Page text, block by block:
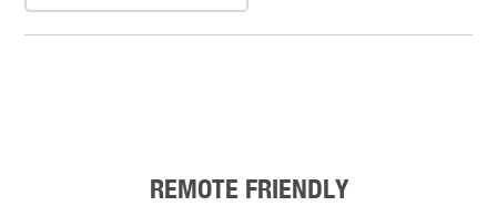
REMOTE FRIENDLY